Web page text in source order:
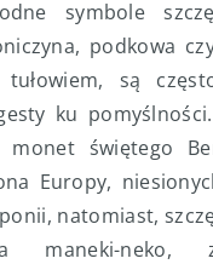
symbole
podkowa
tułowiem, są
ku
monet świętego
Europy,
natomiast,
maneki-neko,